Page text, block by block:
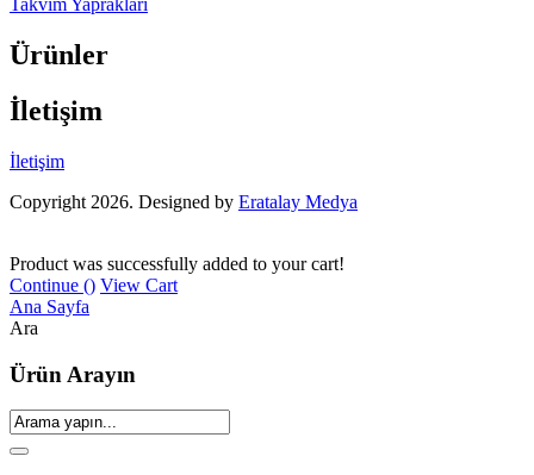
Takvim Yaprakları
Ürünler
İletişim
İletişim
Copyright 2026. Designed by Eratalay Medya
Product was successfully added to your cart!
Continue () View Cart
Ana Sayfa
Ara
Ürün Arayın